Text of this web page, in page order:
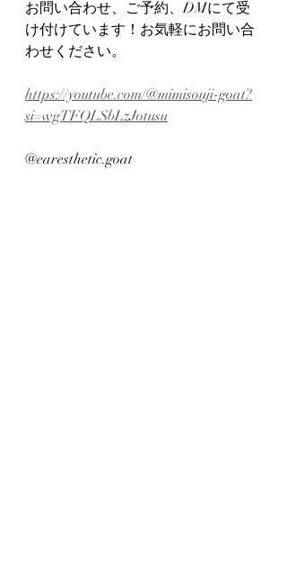
お問い合わせ、ご予約、DMにて受
け付けています！お気軽にお問い合
わせください。
https://youtube.com/@mimisouji-goat?
si=wgTFQLSbLzJotusu
@earesthetic.goat